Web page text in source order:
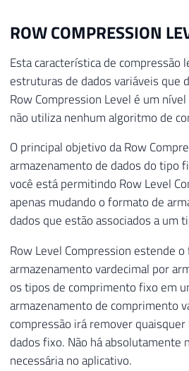
ROW COMPRESSION
Esta característica de compressão
estruturas de dados variáveis que
Row Compression Level é um
não utiliza nenhum algoritmo de
O principal objetivo da Row
armazenamento de dados do tipo
você está permitindo Row Level
apenas mudando o formato de
dados que estão associados a um
Row Level Compression estende
armazenamento vardecimal por
os tipos de comprimento fixo em
armazenamento de comprimento
compressão irá remover
dados fixo. Não há absolutamente
necessária no aplicativo.